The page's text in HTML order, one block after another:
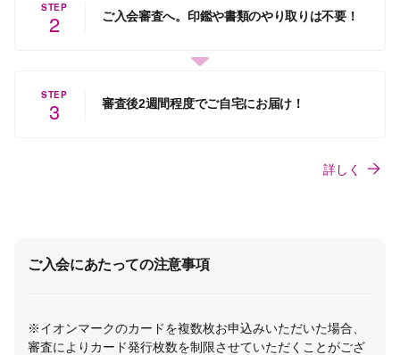
STEP
2 ご入会審査へ。印鑑や書類のやり取りは不要！
STEP
3 審査後2週間程度でご自宅にお届け！
詳しく
ご入会にあたっての注意事項
※イオンマークのカードを複数枚お申込みいただいた場合、
審査によりカード発行枚数を制限させていただくことがござ